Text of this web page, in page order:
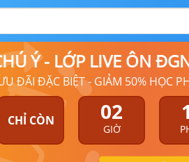
Ý - LỚP LIVE ÔN
ĐÃI ĐẶC BIỆT - GIẢM 50% HỌC
CHỈ CÒN 02
GIỜ